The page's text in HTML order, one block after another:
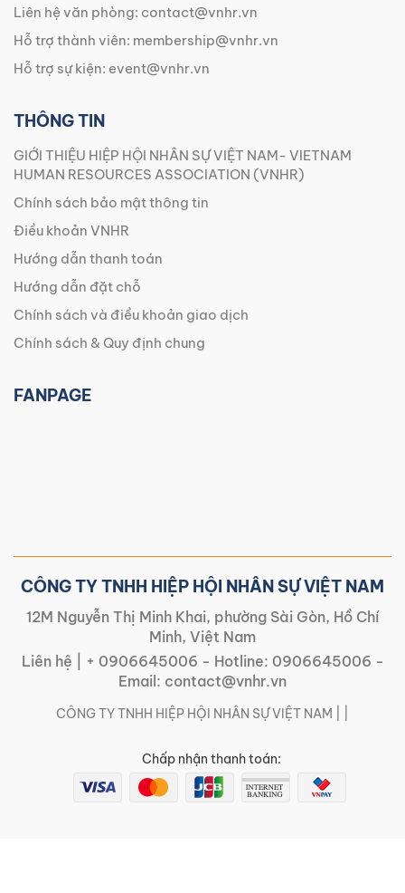
Liên hệ văn phòng: contact@vnhr.vn
Hỗ trợ thành viên: membership@vnhr.vn
Hỗ trợ sự kiện: event@vnhr.vn
THÔNG TIN
GIỚI THIỆU HIỆP HỘI NHÂN SỰ VIỆT NAM- VIETNAM
HUMAN RESOURCES ASSOCIATION (VNHR)
Chính sách bảo mật thông tin
Điều khoản VNHR
Hướng dẫn thanh toán
Hướng dẫn đặt chỗ
Chính sách và điều khoản giao dịch
Chính sách & Quy định chung
FANPAGE
CÔNG TY TNHH HIỆP HỘI NHÂN SỰ VIỆT NAM
12M Nguyễn Thị Minh Khai, phường Sài Gòn, Hồ Chí
Minh, Việt Nam
Liên hệ |
+ 0906645006 - Hotline: 0906645006 -
Email: contact@vnhr.vn
CÔNG TY TNHH HIỆP HỘI NHÂN SỰ VIỆT NAM | |
Chấp nhận thanh toán: